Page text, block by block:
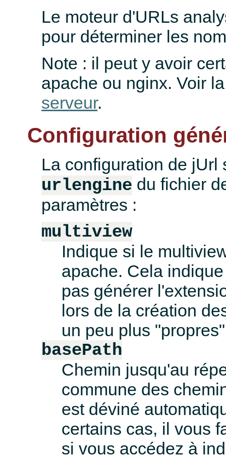
Le moteur d'URLs
pour déterminer les
Note : il peut y avoir
apache ou nginx. Voir
serveur.
Configuration
La configuration de jUrl
urlengine du fichier
paramètres :
multiview
Indique si le
apache. Cela
pas générer
lors de la création
un peu plus
basePath
Chemin jusqu'au
commune des
est déviné
certains cas, il vous
si vous accédez à